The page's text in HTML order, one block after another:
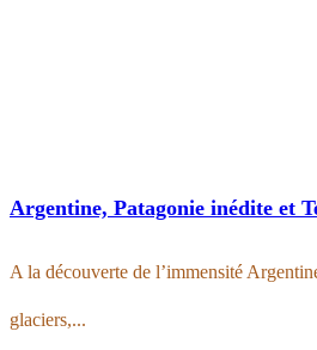
Argentine, Patagonie inédite et
A la découverte de l’immensité
glaciers,...